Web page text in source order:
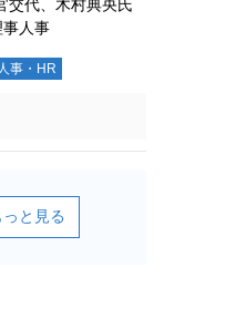
交代、木村典央氏
人事
事・HR